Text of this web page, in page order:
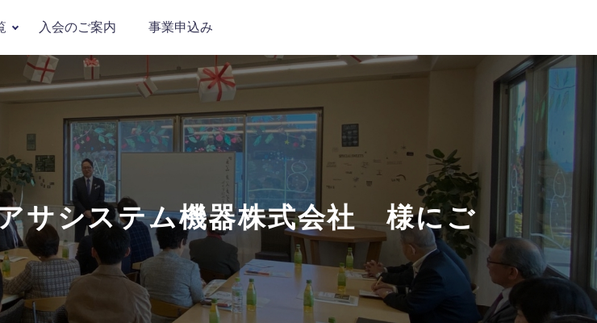
入会のご案内 事業申込み
サシステム機器株式会社 様にご